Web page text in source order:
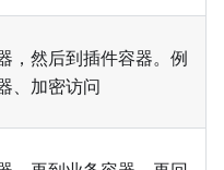
，然后到插件容器。例
、加密访问